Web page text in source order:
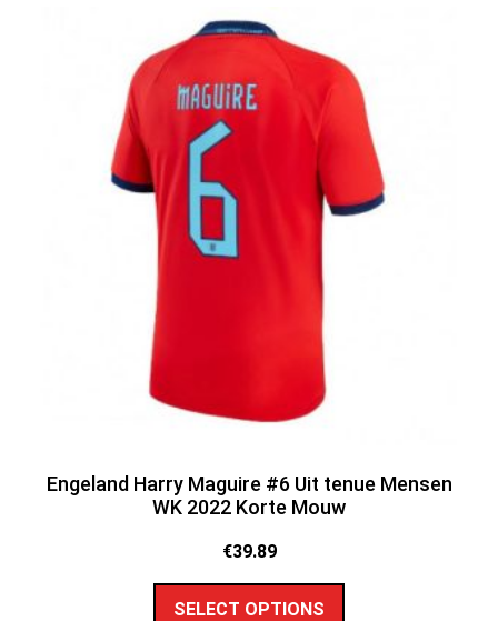
Engeland Harry Maguire #6 Uit tenue Mensen
WK 2022 Korte Mouw
€39.89
SELECT OPTIONS